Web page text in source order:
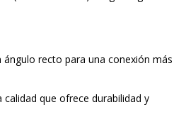
ángulo recto para una conexión más
calidad que ofrece durabilidad y